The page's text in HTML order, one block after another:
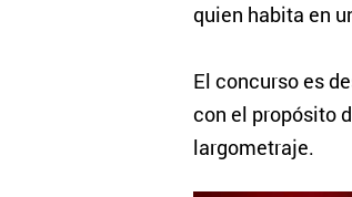
quien habita en
El concurso es
con el propósito
largometraje.